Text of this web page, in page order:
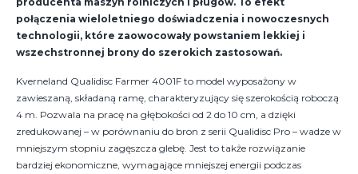
połączenia wieloletniego doświadczenia i nowoczesnych
technologii, które zaowocowały powstaniem lekkiej i
wszechstronnej brony do szerokich zastosowań.
Kverneland Qualidisc Farmer 4001F to model wyposażony w
zawieszaną, składaną ramę, charakteryzujący się szerokością roboczą
4 m. Pozwala na pracę na głębokości od 2 do 10 cm, a dzięki
zredukowanej – w porównaniu do bron z serii Qualidisc Pro – wadze w
mniejszym stopniu zagęszcza glebę. Jest to także rozwiązanie
bardziej ekonomiczne, wymagające mniejszej energii podczas